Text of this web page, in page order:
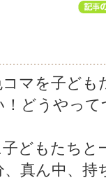
マを子ど
どうやっ
どもたちと
真ん中、